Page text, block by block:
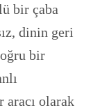
bir çaba
dinin geri
bir
aracı olarak